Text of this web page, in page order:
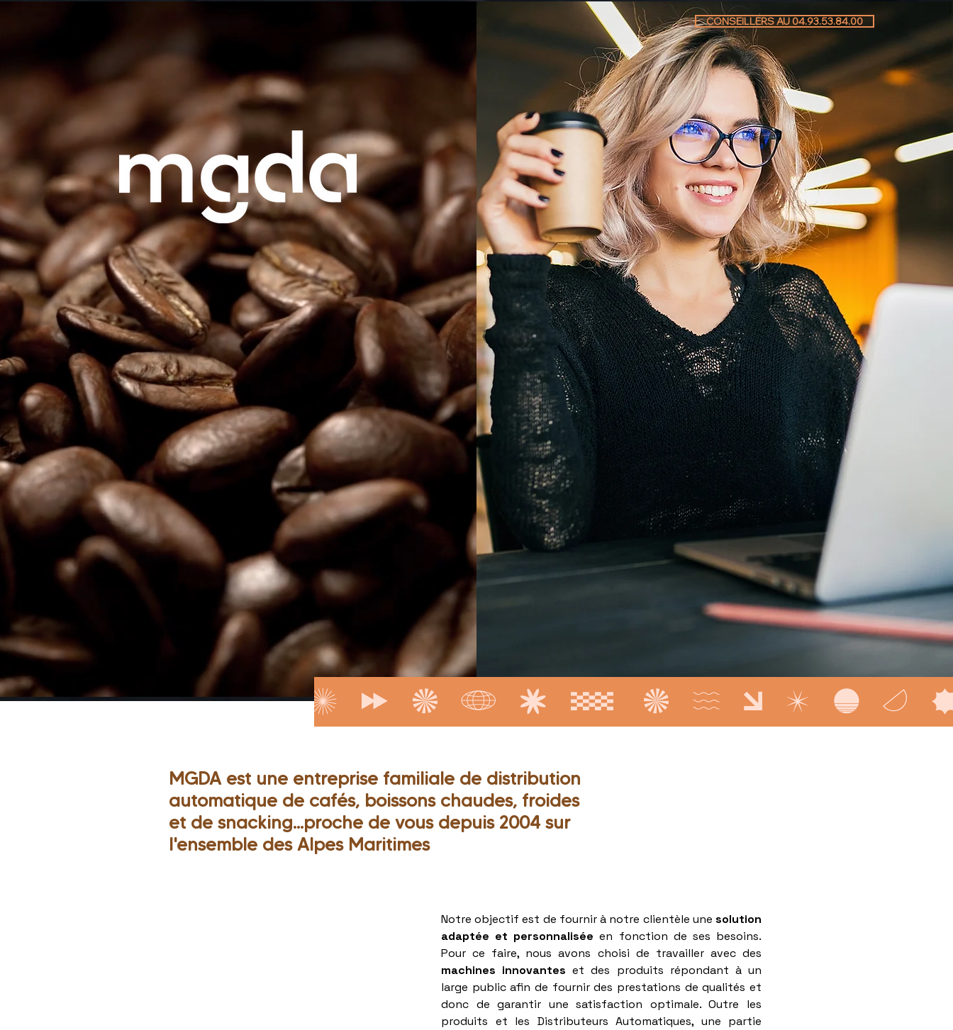
CONSEILLERS AU 04.93.53.84.00
DISTRIBUTION AUTOMATIQUE
CÔTE D'AZUR
CAFÉS, BOISSONS CHAUDES
& FRAÎCHES, SNACKS
MGDA est une entreprise familiale de distribution
automatique de cafés, boissons chaudes, froides
et de snacking...proche de vous depuis 2004 sur
l'ensemble des Alpes Maritimes
Notre objectif est de fournir à notre clientèle une solution
adaptée et personnalisée en fonction de ses besoins.
Pour ce faire, nous avons choisi de travailler avec des
machines innovanteset des produits répondant à un
large public afin de fournir des prestations de qualités et
donc de garantir une satisfaction optimale. Outre les
produits et les Distributeurs Automatiques, une partie